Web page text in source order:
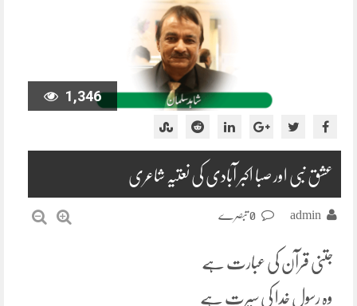
1,346
عشق نبی اور صبا اکبر آبادی کی نعتیہ شاعری
admin
جتنی قرآن کی عبارت ہے
وہ رسول خدا کی سیرت ہے